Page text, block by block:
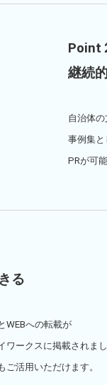
Point
継続
自治体
事例集
PRが可
る
WEBへの転載が
ークスに掲載されまし
ご活用いただけます。